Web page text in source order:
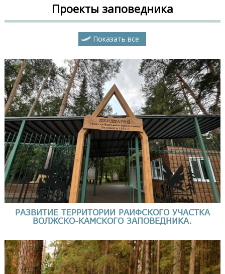
Проекты заповедника
Показать все
РАЗВИТИЕ ТЕРРИТОРИИ РАИФСКОГО УЧАСТКА
ВОЛЖСКО-КАМСКОГО ЗАПОВЕДНИКА.